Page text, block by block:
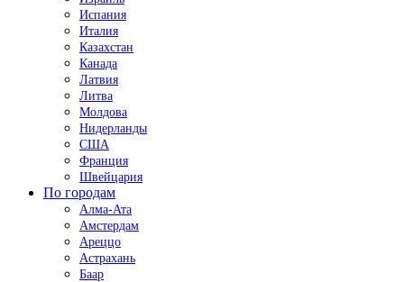
Испания
Италия
Казахстан
Канада
Латвия
Литва
Молдова
Нидерланды
США
Франция
Швейцария
По городам
Алма-Ата
Амстердам
Ареццо
Астрахань
Баар